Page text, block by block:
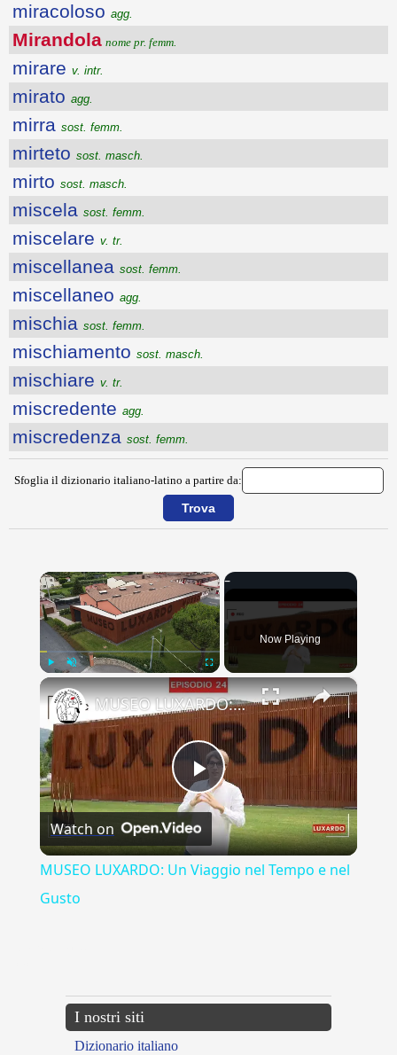
miracoloso agg.
Mirandola nome pr. femm.
mirare v. intr.
mirato agg.
mirra sost. femm.
mirteto sost. masch.
mirto sost. masch.
miscela sost. femm.
miscelare v. tr.
miscellanea sost. femm.
miscellaneo agg.
mischia sost. femm.
mischiamento sost. masch.
mischiare v. tr.
miscredente agg.
miscredenza sost. femm.
Sfoglia il dizionario italiano-latino a partire da:
×
Fullscreen
Now Playing
×
Play
Video
MUSEO LUXARDO: Un Viaggio nel Tempo e nel Gusto
Watch on
MUSEO LUXARDO: Un Viaggio nel Tempo e nel
Gusto
I nostri siti
Dizionario italiano